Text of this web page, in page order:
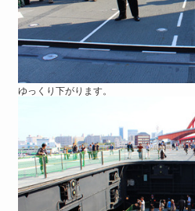
ゆっくり下がります。